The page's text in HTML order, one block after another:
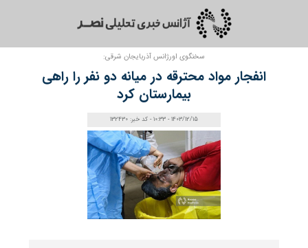
سخنگوی اورژانس آذربایجان‌ شرقی:
انفجار مواد محترقه در میانه دو نفر را راهی
بیمارستان کرد
1403/12/15 - 10:33 - کد خبر: 132430